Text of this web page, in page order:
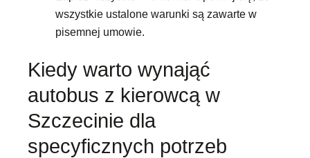
wszystkie ustalone warunki są zawarte w
pisemnej umowie.
Kiedy warto wynająć
autobus z kierowcą w
Szczecinie dla
specyficznych potrzeb